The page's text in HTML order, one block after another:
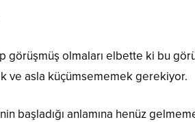
görüşmüş olmaları elbette ki bu
ve asla küçümsememek gerekiyor.
başladığı anlamına henüz